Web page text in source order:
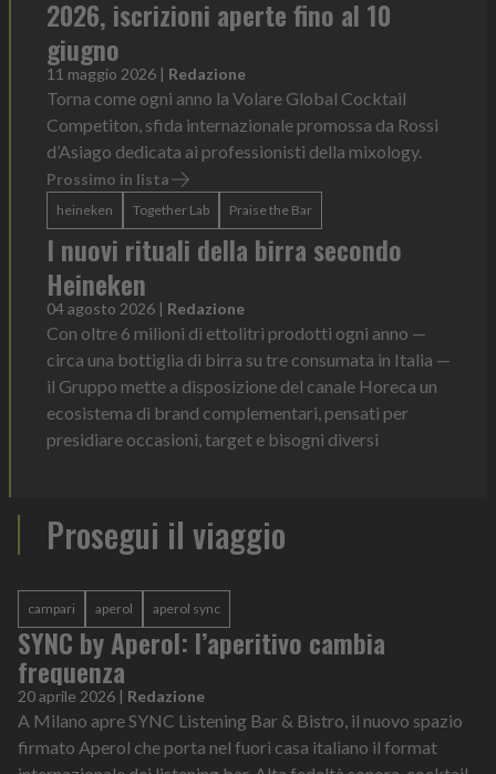
2026, iscrizioni aperte fino al 10
giugno
11 maggio 2026 | Redazione
Torna come ogni anno la Volare Global Cocktail
Competiton, sfida internazionale promossa da Rossi
d’Asiago dedicata ai professionisti della mixology.
Prossimo in lista
heineken Together Lab Praise the Bar
I nuovi rituali della birra secondo
Heineken
04 agosto 2026 | Redazione
Con oltre 6 milioni di ettolitri prodotti ogni anno —
circa una bottiglia di birra su tre consumata in Italia —
il Gruppo mette a disposizione del canale Horeca un
ecosistema di brand complementari, pensati per
presidiare occasioni, target e bisogni diversi
Prosegui il viaggio
campari aperol aperol sync
SYNC by Aperol: l’aperitivo cambia
frequenza
20 aprile 2026 | Redazione
A Milano apre SYNC Listening Bar & Bistro, il nuovo spazio
firmato Aperol che porta nel fuori casa italiano il format